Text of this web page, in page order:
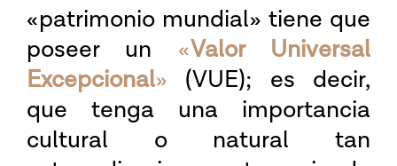
«patrimonio mundial» tiene que
poseer un «Valor Universal
Excepcional» (VUE); es decir,
que tenga una importancia
cultural o natural tan